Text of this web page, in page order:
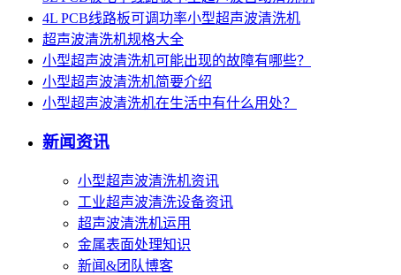
4L PCB线路板可调功率小型超声波清洗机
超声波清洗机规格大全
小型超声波清洗机可能出现的故障有哪些？
小型超声波清洗机简要介绍
小型超声波清洗机在生活中有什么用处？
新闻资讯
小型超声波清洗机资讯
工业超声波清洗设备资讯
超声波清洗机运用
金属表面处理知识
新闻&团队博客